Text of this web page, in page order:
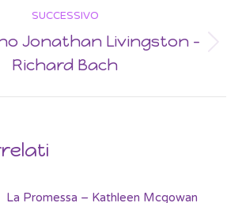
SUCCESSIVO
Next
post:
Jonathan Livingston –
Richard Bach
La Promessa – Kathleen Mcgowan